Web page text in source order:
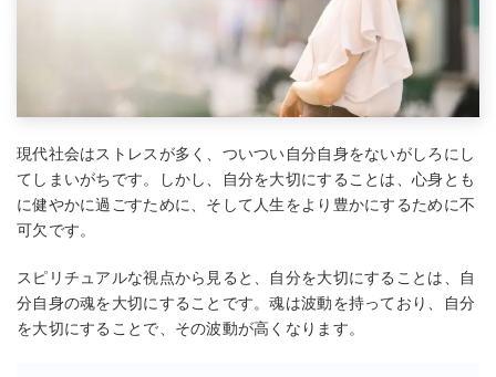
現代社会はストレスが多く、ついつい自分自身をないがしろにし
てしまいがちです。しかし、自分を大切にすることは、心身とも
に健やかに過ごすために、そして人生をより豊かにするために不
可欠です。
スピリチュアルな視点から見ると、自分を大切にすることは、自
分自身の魂を大切にすることです。魂は波動を持っており、自分
を大切にすることで、その波動が高くなります。